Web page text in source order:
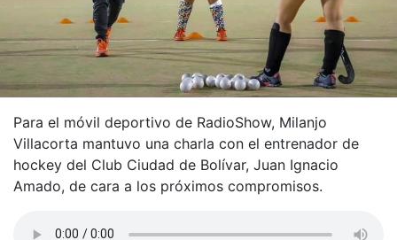
Para el móvil deportivo de RadioShow, Milanjo
Villacorta mantuvo una charla con el entrenador de
hockey del Club Ciudad de Bolívar, Juan Ignacio
Amado, de cara a los próximos compromisos.